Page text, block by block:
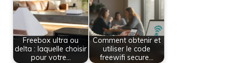
Freebox ultra ou
delta : laquelle choisir
pour votre…
Comment obtenir et
utiliser le code
freewifi secure…